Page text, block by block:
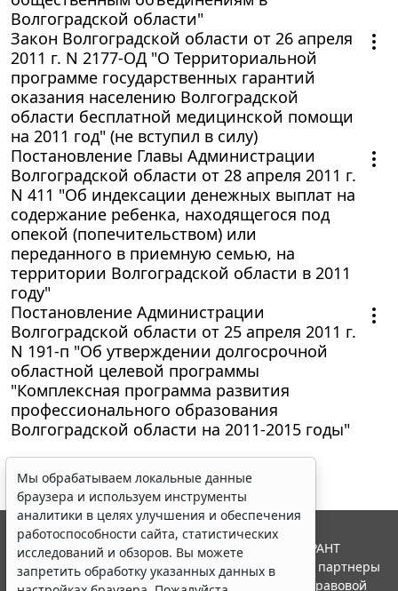
Волгоградской области"
Закон Волгоградской области от 26 апреля
2011 г. N 2177-ОД "О Территориальной
программе государственных гарантий
оказания населению Волгоградской
области бесплатной медицинской помощи
на 2011 год" (не вступил в силу)
Постановление Главы Администрации
Волгоградской области от 28 апреля 2011 г.
N 411 "Об индексации денежных выплат на
содержание ребенка, находящегося под
опекой (попечительством) или
переданного в приемную семью, на
территории Волгоградской области в 2011
году"
Постановление Администрации
Волгоградской области от 25 апреля 2011 г.
N 191-п "Об утверждении долгосрочной
областной целевой программы
"Комплексная программа развития
профессионального образования
Волгоградской области на 2011-2015 годы"
Мы обрабатываем локальные данные
браузера и используем инструменты
аналитики в целях улучшения и обеспечения
работоспособности сайта, статистических
исследований и обзоров. Вы можете
запретить обработку указанных данных в
© ООО "НПП "ГАРАНТ-СЕРВИС", 2026. Система ГАРАНТ
выпускается с 1990 года. Компания "Гарант" и ее партнеры
являются участниками Российской ассоциации правовой